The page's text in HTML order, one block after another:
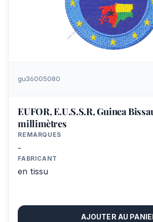
gu36005080
EUFOR, E.U.S.S.R, Guinea
millimètres
REMARQUES
-
FABRICANT
en tissu
AJOUTER AU